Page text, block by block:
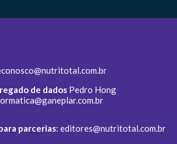
de dados Pedro Hong
parcerias: editores@nutritotal.com.br